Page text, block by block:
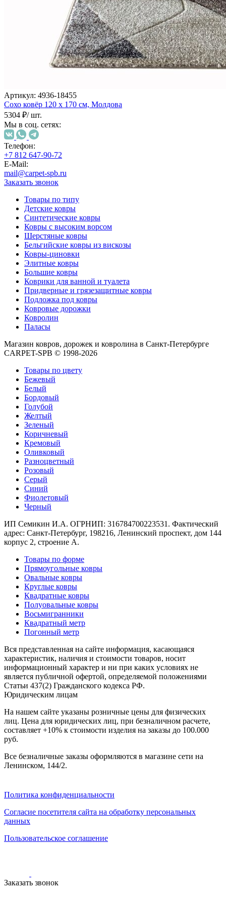
Артикул: 4936-18455
Сохо ковёр 120 х 170 см, Молдова
5304 ₽/ шт.
Мы в соц. сетях:
Телефон:
+7 812 647-90-72
E-Mail:
mail@carpet-spb.ru
Заказать звонок
Товары по типу
Детские ковры
Синтетические ковры
Ковры с высоким ворсом
Шерстяные ковры
Бельгийские ковры из вискозы
Ковры-циновки
Элитные ковры
Большие ковры
Коврики для ванной и туалета
Придверные и грязезащитные ковры
Подложка под ковры
Ковровые дорожки
Ковролин
Паласы
Магазин ковров, дорожек и ковролина в Санкт-Петербурге
CARPET-SPB © 1998-2026
Товары по цвету
Бежевый
Белый
Бордовый
Голубой
Желтый
Зеленый
Коричневый
Кремовый
Оливковый
Разноцветный
Розовый
Серый
Синий
Фиолетовый
Черный
ИП Семикин И.А. ОГРНИП: 316784700223531. Фактический
адрес: Санкт-Петербург, 198216, Ленинский проспект, дом 144
корпус 2, строение А.
Товары по форме
Прямоугольные ковры
Овальные ковры
Круглые ковры
Квадратные ковры
Полуовальные ковры
Восьмигранники
Квадратный метр
Погонный метр
Вся представленная на сайте информация, касающаяся
характеристик, наличия и стоимости товаров, носит
информационный характер и ни при каких условиях не
является публичной офертой, определяемой положениями
Статьи 437(2) Гражданского кодекса РФ.
Юридическим лицам
На нашем сайте указаны розничные цены для физических
лиц. Цена для юридических лиц, при безналичном расчете,
составляет +10% к стоимости изделия на заказы до 100.000
руб.
Все безналичные заказы оформляются в магазине сети на
Ленинском, 144/2.
Политика конфиденциальности
Согласие посетителя сайта на обработку персональных
данных
Пользовательское соглашение
Заказать звонок